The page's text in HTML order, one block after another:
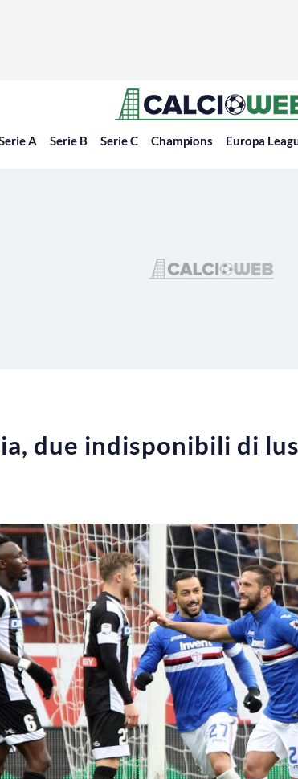
A Serie B Serie C Champions Europa
due indisponibili di